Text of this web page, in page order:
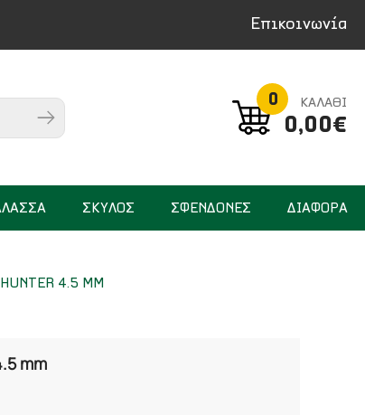
Επικοινωνία
0 ΚΑΛΑΘΙ
0,00€
ΣΚΥΛΟΣ ΣΦΕΝΔΟΝΕΣ ΔΙΑΦΟΡΑ
4.5 MM
mm